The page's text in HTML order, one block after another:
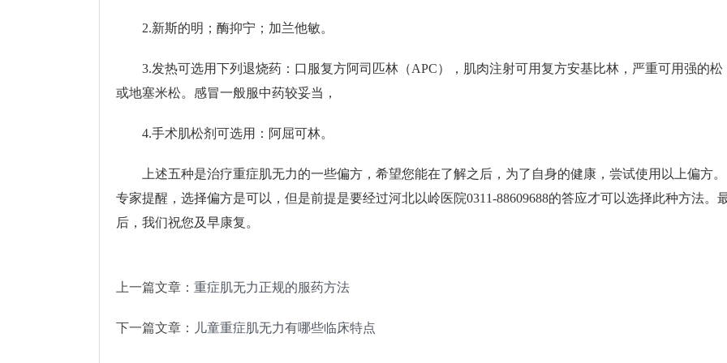
2.新斯的明；酶抑宁；加兰他敏。
3.发热可选用下列退烧药：口服复方阿司匹林（APC），肌肉注射可用复方安基比林，严重可用强的松
或地塞米松。感冒一般服中药较妥当，
4.手术肌松剂可选用：阿屈可林。
上述五种是治疗重症肌无力的一些偏方，希望您能在了解之后，为了自身的健康，尝试使用以上偏方。
专家提醒，选择偏方是可以，但是前提是要经过河北以岭医院0311-88609688的答应才可以选择此种方法。
后，我们祝您及早康复。
上一篇文章： 重症肌无力正规的服药方法
下一篇文章： 儿童重症肌无力有哪些临床特点